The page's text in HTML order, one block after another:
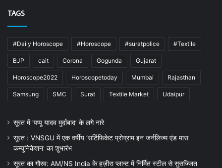
TAGS
#Daily Horoscope #Horoscope #suratpolice #Textile
BJP cait Corona Gogunda Gujarat
Horoscope2022 Horoscopetoday Mumbai Rajasthan
Samsung SMC Surat Textile Market Udaipur
सूरत में ‘पप्पू यादव मुर्दाबाद’ के लगे नारे
सूरत : VNSGU में एक वर्षीय ‘सर्टिफिकेट प्रोग्राम इन जर्नलिज्म एंड मास
कम्युनिकेशन’ का शुभारंभ
सूरत का गौरव: AM/NS India के हज़ीरा प्लान्ट में निर्मित स्टील से सुसज्जित